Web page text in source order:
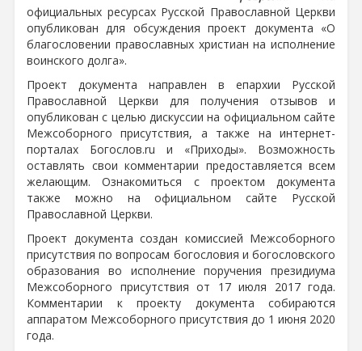
официальных ресурсах Русской Православной Церкви
опубликован для обсуждения проект документа «О
благословении православных христиан на исполнение
воинского долга».
Проект документа направлен в епархии Русской
Православной Церкви для получения отзывов и
опубликован с целью дискуссии на официальном сайте
Межсоборного присутствия, а также на интернет-
порталах Богослов.ru и «Приходы». Возможность
оставлять свои комментарии предоставляется всем
желающим. Ознакомиться с проектом документа
также можно на официальном сайте Русской
Православной Церкви.
Проект документа создан комиссией Межсоборного
присутствия по вопросам богословия и богословского
образования во исполнение поручения президиума
Межсоборного присутствия от 17 июля 2017 года.
Комментарии к проекту документа собираются
аппаратом Межсоборного присутствия до 1 июня 2020
года.